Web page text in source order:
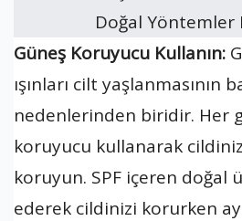
Güneş Koruyucu Kullanın:
ışınları cilt yaşlanmasının
nedenlerinden biridir. Her
koruyucu kullanarak
koruyun. SPF içeren doğal
ederek cildinizi korurken